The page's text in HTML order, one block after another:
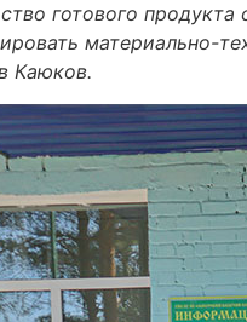
готового
материально-
Каюков.